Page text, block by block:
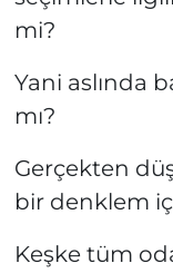
mi?
Yani aslında
mı?
Gerçekten
bir denklem
Keşke tüm